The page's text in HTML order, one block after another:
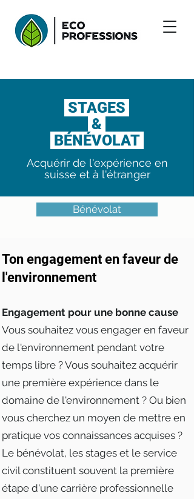
STAGES
&
BÉNÉVOLAT
Acquérir de l'expérience en
suisse et à l'étranger
Bénévolat
Ton engagement en faveur de
l'environnement
Engagement pour une bonne cause
Vous souhaitez vous engager en faveur
de l'environnement pendant votre
temps libre ? Vous souhaitez acquérir
une première expérience dans le
domaine de l'environnement ? Ou bien
vous cherchez un moyen de mettre en
pratique vos connaissances acquises ?
Le bénévolat, les stages et le service
civil constituent souvent la première
étape d'une carrière professionnelle